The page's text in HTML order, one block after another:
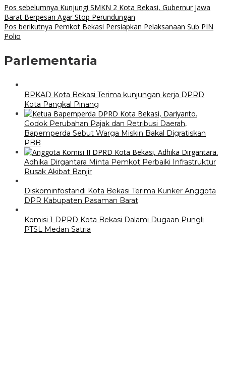
Pos sebelumnya Kunjungi SMKN 2 Kota Bekasi, Gubernur Jawa
Barat Berpesan Agar Stop Perundungan
Pos berikutnya Pemkot Bekasi Persiapkan Pelaksanaan Sub PIN
Polio
Parlementaria
BPKAD Kota Bekasi Terima kunjungan kerja DPRD
Kota Pangkal Pinang
Godok Perubahan Pajak dan Retribusi Daerah,
Bapemperda Sebut Warga Miskin Bakal Digratiskan
PBB
Adhika Dirgantara Minta Pemkot Perbaiki Infrastruktur
Rusak Akibat Banjir
Diskominfostandi Kota Bekasi Terima Kunker Anggota
DPR Kabupaten Pasaman Barat
Komisi 1 DPRD Kota Bekasi Dalami Dugaan Pungli
PTSL Medan Satria